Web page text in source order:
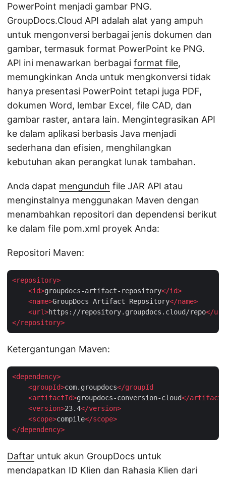
PowerPoint menjadi gambar PNG.
GroupDocs.Cloud API adalah alat yang ampuh
untuk mengonversi berbagai jenis dokumen dan
gambar, termasuk format PowerPoint ke PNG.
API ini menawarkan berbagai format file,
memungkinkan Anda untuk mengkonversi tidak
hanya presentasi PowerPoint tetapi juga PDF,
dokumen Word, lembar Excel, file CAD, dan
gambar raster, antara lain. Mengintegrasikan API
ke dalam aplikasi berbasis Java menjadi
sederhana dan efisien, menghilangkan
kebutuhan akan perangkat lunak tambahan.
Anda dapat mengunduh file JAR API atau
menginstalnya menggunakan Maven dengan
menambahkan repositori dan dependensi berikut
ke dalam file pom.xml proyek Anda:
Repositori Maven:
<repository>
<id>groupdocs-artifact-repository</id>
<name>GroupDocs Artifact Repository</name>
<url>https://repository.groupdocs.cloud/repo</url
</repository>
Ketergantungan Maven:
<dependency>
<groupId>com.groupdocs</groupId
    <
artifactId>groupdocs-conversion-cloud</
<version>23.4</version>
<scope>compile</scope>
</dependency>
Daftar untuk akun GroupDocs untuk
mendapatkan ID Klien dan Rahasia Klien dari